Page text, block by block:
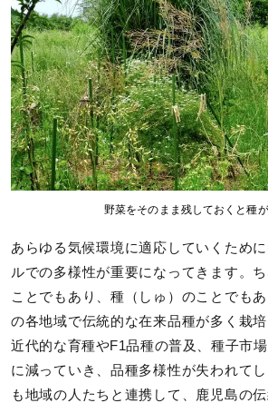
野菜をそのまま残しておくと種
あらゆる気候環境に適応していくため
ルでの多様性が重要になってきます。
ことでもあり、種（しゅ）のことでも
の各地域で伝統的な在来品種が多く栽培
近代的な育種やF1品種の普及、種子市
に減っていき、品種多様性が失われて
も地域の人たちと連携して、鹿児島の